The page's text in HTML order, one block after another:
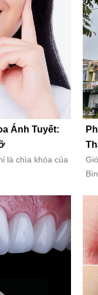
Ánh Tuyết:
là chìa khóa của